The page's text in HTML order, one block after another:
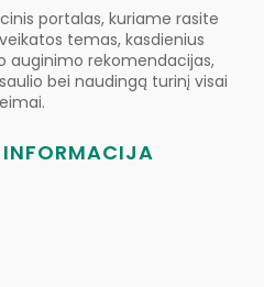
portalas, kuriame rasite
temas, kasdienius
auginimo rekomendacijas,
bei naudingą turinį visai